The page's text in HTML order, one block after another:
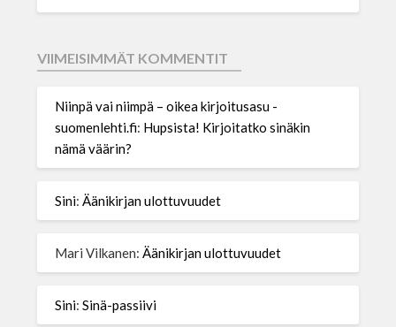
VIIMEISIMMÄT KOMMENTIT
Niinpä vai niimpä – oikea kirjoitusasu -
suomenlehti.fi: Hupsista! Kirjoitatko sinäkin
nämä väärin?
Sini:Äänikirjan ulottuvuudet
Mari Vilkanen:Äänikirjan ulottuvuudet
Sini:Sinä-passiivi